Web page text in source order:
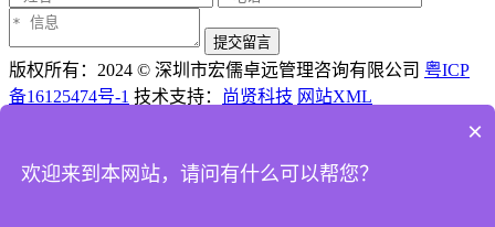
提交留言
版权所有：2024 © 深圳市宏儒卓远管理咨询有限公司 粤ICP
备16125474号-1 技术支持： 尚贤科技 网站XML
电话
×
欢迎来到本网站，请问有什么可以帮您？